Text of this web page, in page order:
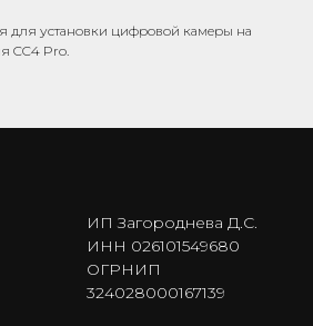
для установки цифровой камеры на
CC4 Pro.
ИП Загороднева Д.С.
ИНН 026101549680
ОГРНИП
324028000167139